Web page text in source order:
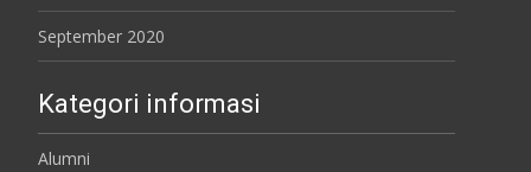
September 2020
Kategori informasi
Alumni